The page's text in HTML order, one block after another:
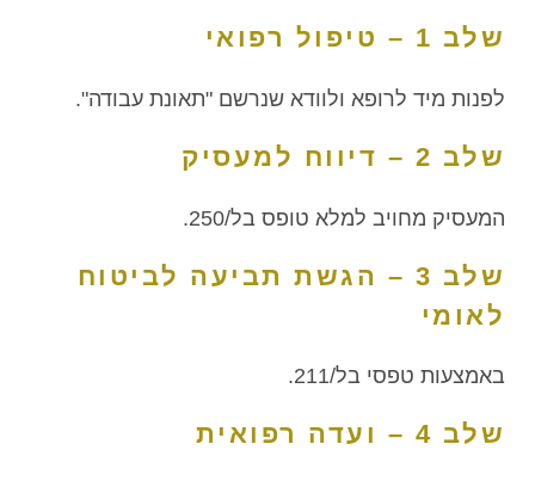
שלב 1 – טיפול רפואי
לפנות מיד לרופא ולוודא שנרשם "תאונת עבודה".
שלב 2 – דיווח למעסיק
המעסיק מחויב למלא טופס בל/250.
שלב 3 – הגשת תביעה לביטוח
לאומי
באמצעות טפסי בל/211.
שלב 4 – ועדה רפואית